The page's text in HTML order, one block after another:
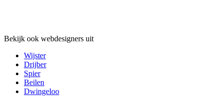
Bekijk ook webdesigners uit
Wijster
Drijber
Spier
Beilen
Dwingeloo